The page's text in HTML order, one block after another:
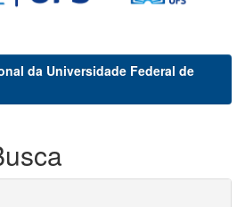
da Universidade Federal de